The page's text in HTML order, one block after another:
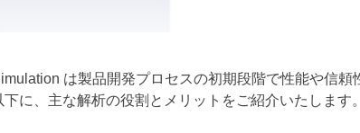
は製品開発プロセスの初期段階で性能や信
に、主な解析の役割とメリットをご紹介いたします。